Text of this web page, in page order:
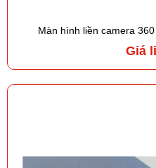
Màn hình liền camera
Giá